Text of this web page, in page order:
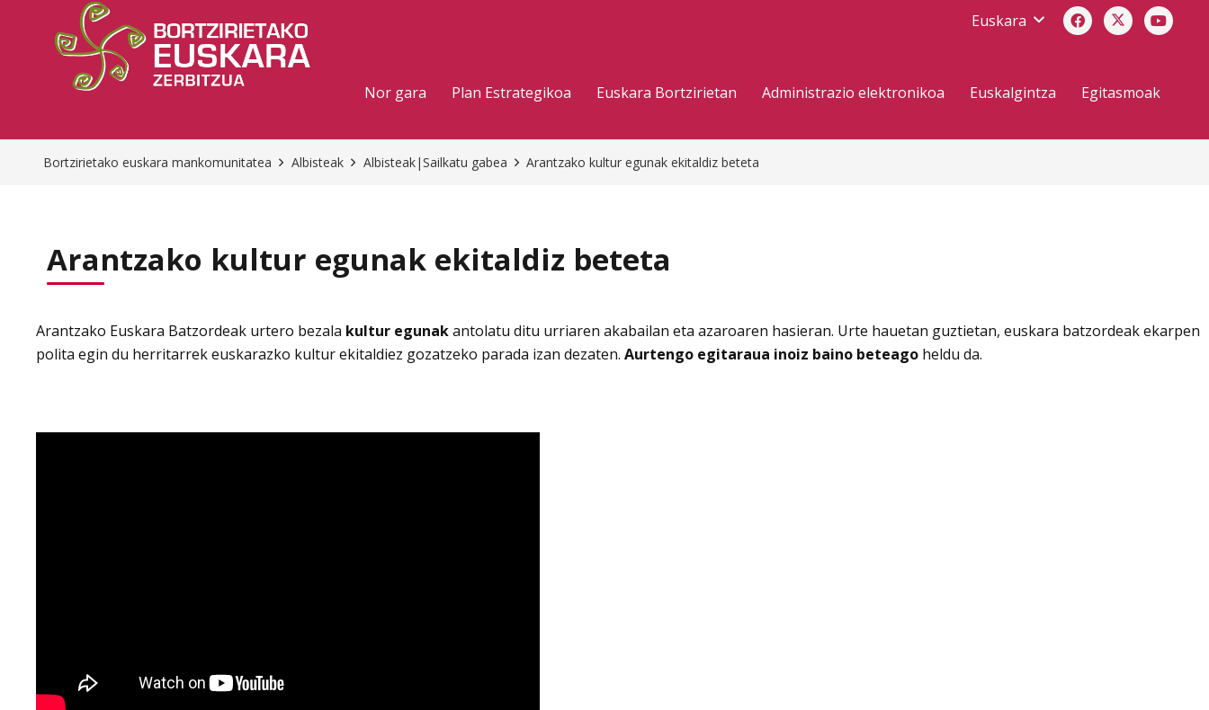
Euskara
Nor gara Plan Estrategikoa Euskara Bortzirietan Administrazio elektronikoa Euskalgintza Egitasmoak
Bortzirietako euskara mankomunitatea Albisteak Albisteak|Sailkatu gabea Arantzako kultur egunak ekitaldiz beteta
Arantzako kultur egunak ekitaldiz beteta
Arantzako Euskara Batzordeak urtero bezala kultur egunakantolatu ditu urriaren akabailan eta azaroaren hasieran. Urte hauetan guztietan, euskara batzordeak ekarpen
polita egin du herritarrek euskarazko kultur ekitaldiez gozatzeko parada izan dezaten. Aurtengo egitaraua inoiz baino beteago heldu da.